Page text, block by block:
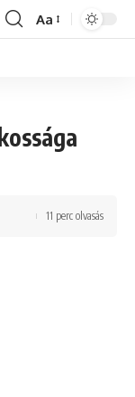
Font
Aa
11 perc olvasás